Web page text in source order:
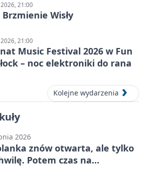
21:00
Wisły
21:00
Music Festival 2026 w Fun
– noc elektroniki do rana
Kolejne wydarzenia
2026
znów otwarta, ale tylko
Potem czas na